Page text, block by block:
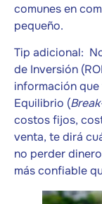
comunes en
pequeño.
Tip adicional:
de Inversión
información
Equilibrio (
costos fijos,
venta, te dirá
no perder
más confiable